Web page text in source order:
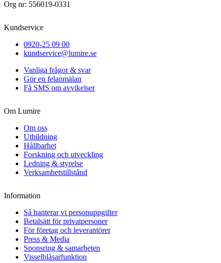
Org nr: 556019-0331
Kundservice
0920-25 09 00
kundservice@lumire.se
Vanliga frågor & svar
Gör en felanmälan
Få SMS om avvikelser
Om Lumire
Om oss
Utbildning
Hållbarhet
Forskning och utveckling
Ledning & styrelse
Verksamhetstillstånd
Information
Så hanterar vi personuppgifter
Betalsätt för privatpersoner
För företag och leverantörer
Press & Media
Sponsring & samarbeten
Visselblåsarfunktion